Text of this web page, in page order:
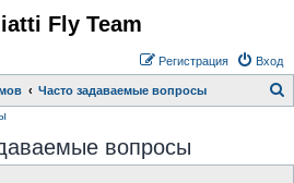
Fly Team
Вход
Регистрация
Часто задаваемые вопросы
с
вопросы